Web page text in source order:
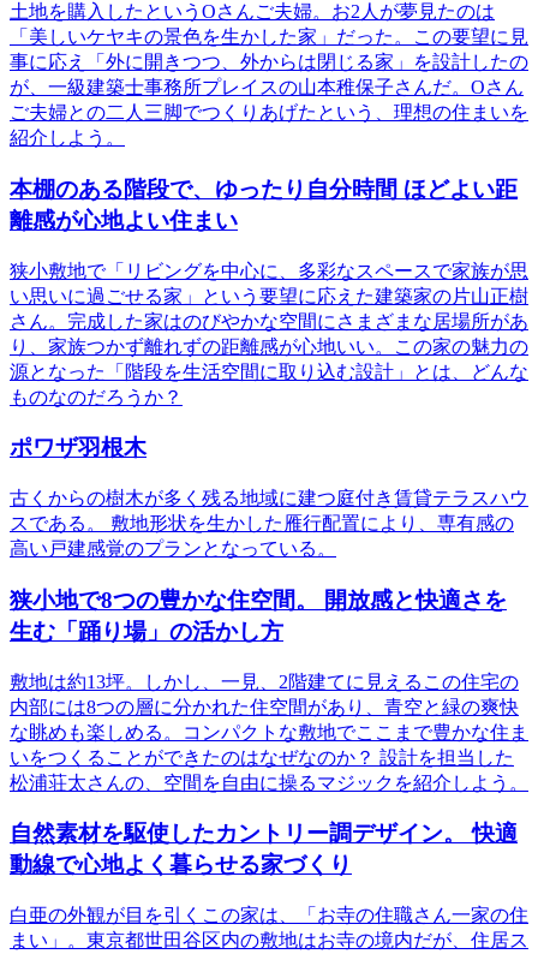
土地を購入したというOさんご夫婦。お2人が夢見たのは
「美しいケヤキの景色を生かした家」だった。この要望に見
事に応え「外に開きつつ、外からは閉じる家」を設計したの
が、一級建築士事務所プレイスの山本稚保子さんだ。Oさん
ご夫婦との二人三脚でつくりあげたという、理想の住まいを
紹介しよう。
本棚のある階段で、ゆったり自分時間 ほどよい距
離感が心地よい住まい
狭小敷地で「リビングを中心に、多彩なスペースで家族が思
い思いに過ごせる家」という要望に応えた建築家の片山正樹
さん。完成した家はのびやかな空間にさまざまな居場所があ
り、家族つかず離れずの距離感が心地いい。この家の魅力の
源となった「階段を生活空間に取り込む設計」とは、どんな
ものなのだろうか？
ポワザ羽根木
古くからの樹木が多く残る地域に建つ庭付き賃貸テラスハウ
スである。 敷地形状を生かした雁行配置により、専有感の
高い戸建感覚のプランとなっている。
狭小地で8つの豊かな住空間。 開放感と快適さを
生む「踊り場」の活かし方
敷地は約13坪。しかし、一見、2階建てに見えるこの住宅の
内部には8つの層に分かれた住空間があり、青空と緑の爽快
な眺めも楽しめる。コンパクトな敷地でここまで豊かな住ま
いをつくることができたのはなぜなのか？ 設計を担当した
松浦荘太さんの、空間を自由に操るマジックを紹介しよう。
自然素材を駆使したカントリー調デザイン。 快適
動線で心地よく暮らせる家づくり
白亜の外観が目を引くこの家は、「お寺の住職さん一家の住
まい」。東京都世田谷区内の敷地はお寺の境内だが、住居ス